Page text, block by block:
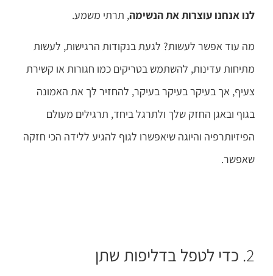
לנו אנחנו עוצרות את הנשימה, תרתי משמע.
מה עוד אפשר לעשות? לגעת בנקודות הרגישות, לעשות
מתיחות עדינות, להשתמש בטריקים כמו חגורות או קשירת
צעיף, אך בעיקר בעיקר בעיקר, להחזיר לך את האמונה
בגוף ובאגן החזק שלך ולתרגל ביחד, תרגילים מעולם
הפיזיותרפיה והיוגה שיאפשרו לגוף להגיע ללידה הכי חזקה
שאפשר.
2. כדי לטפל בדליפות שתן